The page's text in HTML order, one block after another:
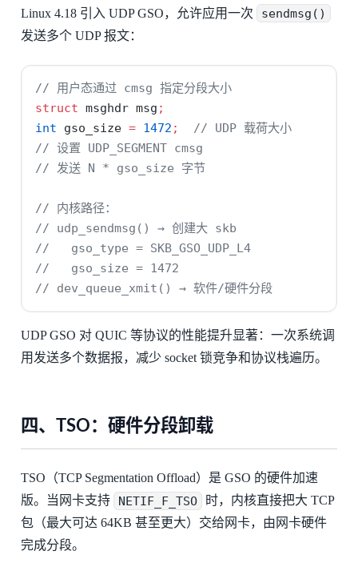
Linux 4.18 引入 UDP GSO，允许应用一次 sendmsg()
发送多个 UDP 报文：
// 用户态通过 cmsg 指定分段大小
struct msghdr msg ;
int gso_size = 1472 ;
// UDP 载荷大小
// 设置 UDP_SEGMENT cmsg
// 发送 N * gso_size 字节
// 内核路径：
// udp_sendmsg() → 创建大 skb
//   gso_type = SKB_GSO_UDP_L4
//   gso_size = 1472
// dev_queue_xmit() → 软件/硬件分段
UDP GSO 对 QUIC 等协议的性能提升显著：一次系统调
用发送多个数据报，减少 socket 锁竞争和协议栈遍历。
四、TSO：硬件分段卸载
TSO（TCP Segmentation Offload）是 GSO 的硬件加速
版。当网卡支持
NETIF_F_TSO
时，内核直接把大 TCP
包（最大可达 64KB 甚至更大）交给网卡，由网卡硬件
完成分段。